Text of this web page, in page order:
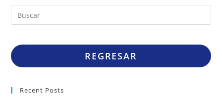
REGRESAR
Recent Posts